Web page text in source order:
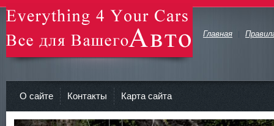
avto-zv.ru - Все для Вашего авто
Главная
О сайте Контакты Карта сайта